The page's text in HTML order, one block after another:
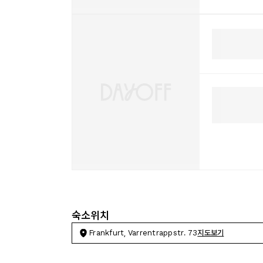
숙소위치
Frankfurt, Varrentrappstr. 73지도보기